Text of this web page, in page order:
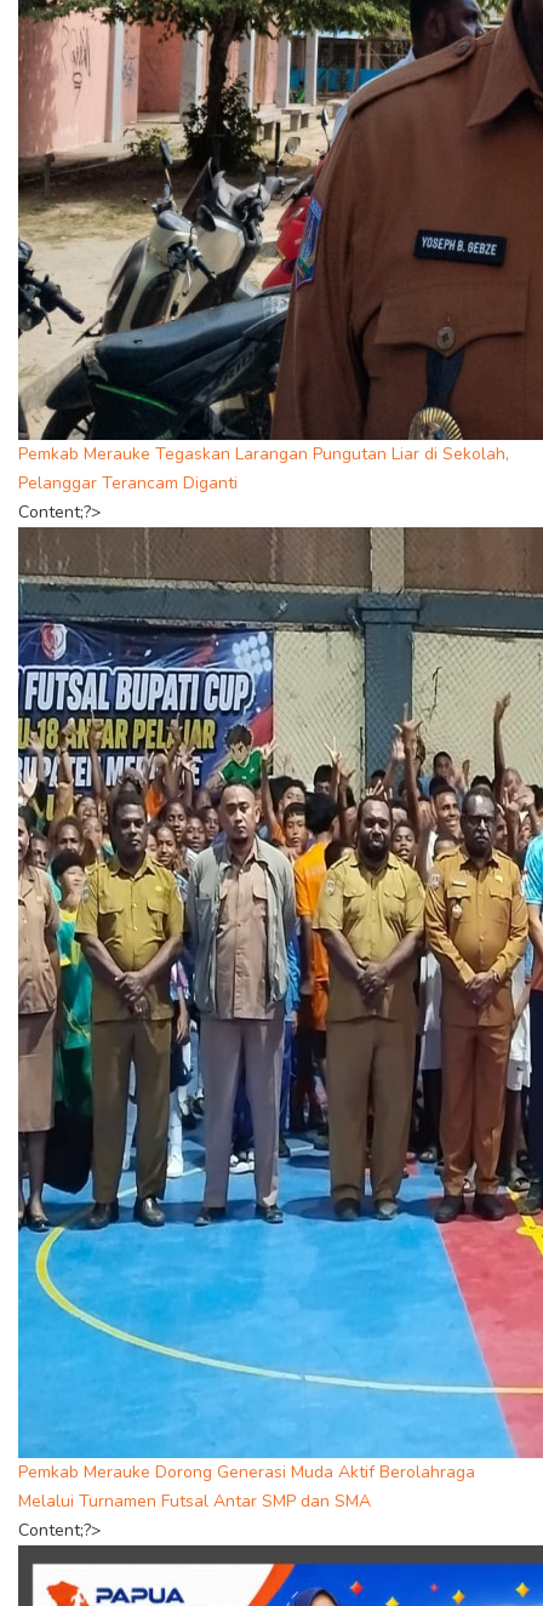
Pemkab Merauke Tegaskan Larangan Pungutan Liar di Sekolah,
Pelanggar Terancam Diganti
Content;?>
Pemkab Merauke Dorong Generasi Muda Aktif Berolahraga
Melalui Turnamen Futsal Antar SMP dan SMA
Content;?>